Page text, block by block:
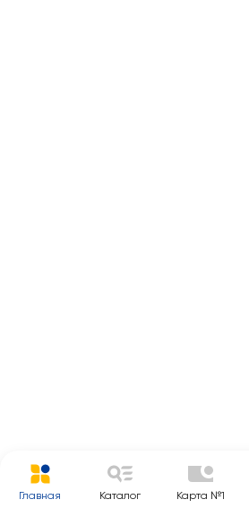
Главная Каталог Карта №1